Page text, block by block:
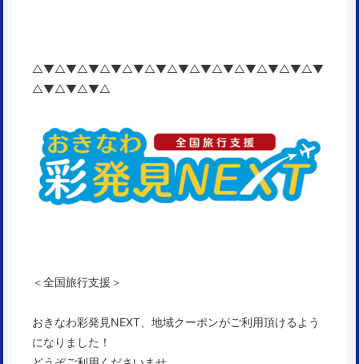
△▼△▼△▼△▼△▼△▼△▼△▼△▼△▼△▼△▼△▼
△▼△▼△▼△
＜全国旅行支援＞
おきなわ彩発見NEXT、地域クーポンがご利用頂けるよう
になりました！